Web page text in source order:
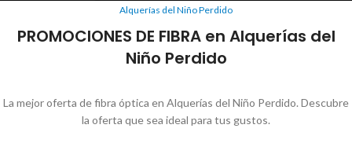
Alquerías del Niño Perdido
PROMOCIONES DE FIBRA en Alquerías del
Niño Perdido
La mejor oferta de fibra óptica en Alquerías del Niño Perdido. Descubre
la oferta que sea ideal para tus gustos.